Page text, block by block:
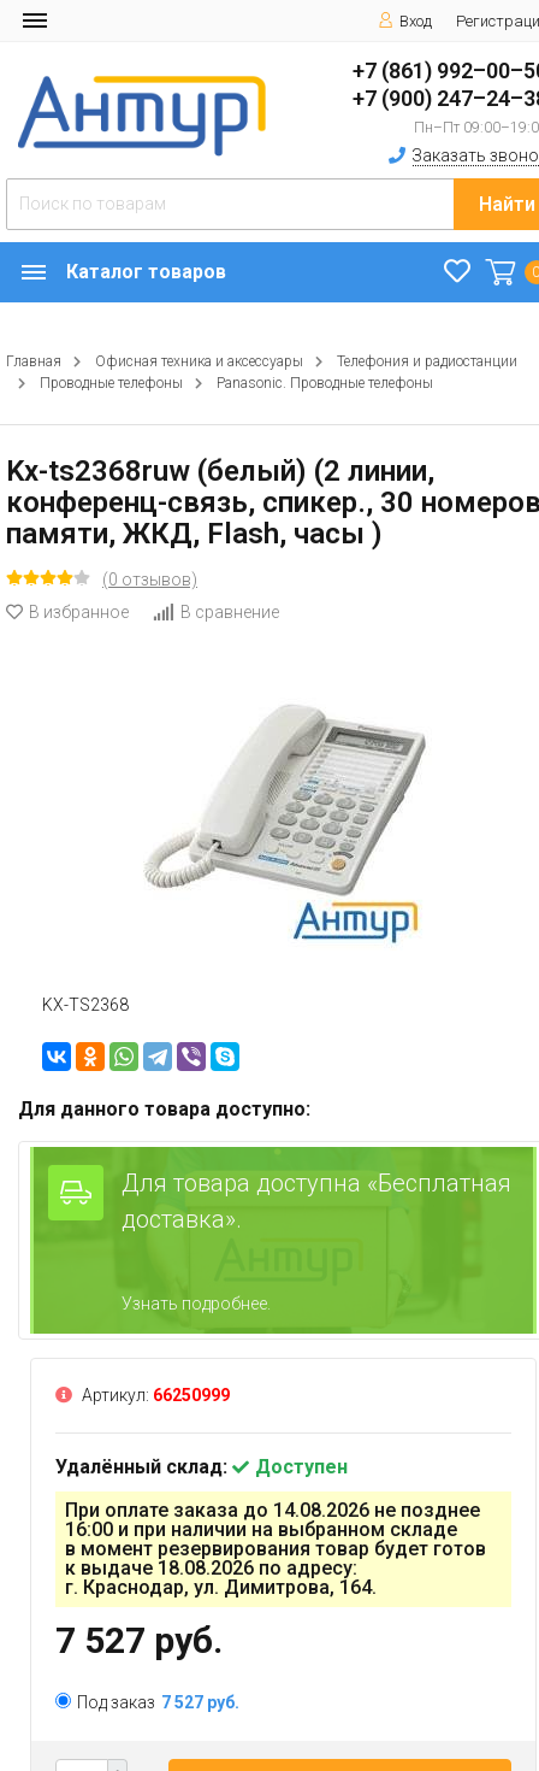
Вход
+7 (861)
+7 (900)
Пн–Пт
Заказать
Найти
Каталог товаров
Главная Офисная техника и аксессуары
Телефония и радиостанции
Проводные телефоны
Panasonic. Проводные телефоны
Kx-ts2368ruw (белый) (2 линии,
конференц-связь, спикер., 30
памяти, ЖКД, Flash, часы )
(0 отзывов)
В избранное
В сравнение
KX-TS2368
Для данного товара доступно:
Для товара доступна «Бесплатная
доставка».
Узнать подробнее.
Артикул: 66250999
Удалённый склад:
Доступен
При оплате заказа до 14.08.2026 не позднее
16:00 и при наличии на выбранном складе
в момент резервирования товар будет готов
к выдаче 18.08.2026 по адресу:
г. Краснодар, ул. Димитрова, 164.
7 527 руб.
Под заказ 7 527 руб.